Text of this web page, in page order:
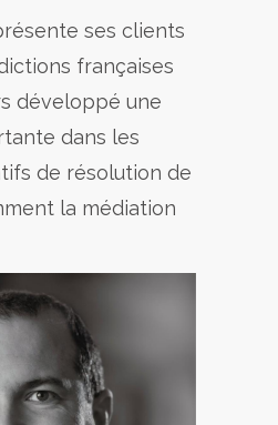
ses clients
françaises
développé une
dans les
de résolution de
la médiation
Dayan